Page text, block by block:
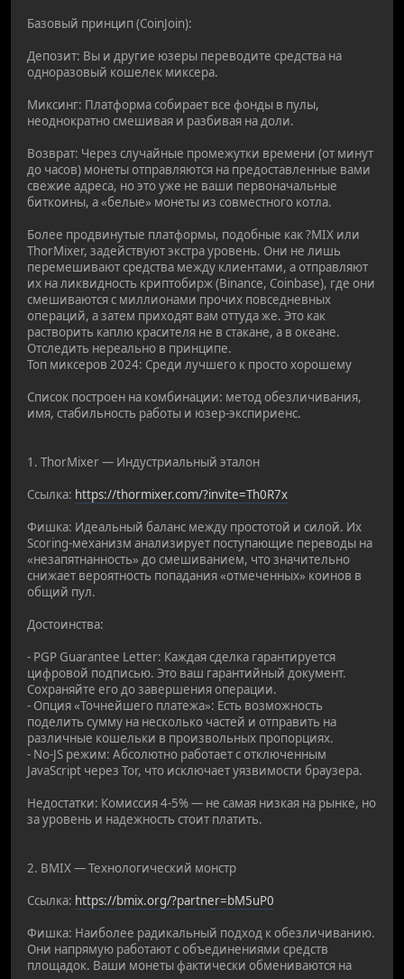
Базовый принцип (CoinJoin):
Депозит: Вы и другие юзеры переводите средства на
одноразовый кошелек миксера.
Миксинг: Платформа собирает все фонды в пулы,
неоднократно смешивая и разбивая на доли.
Возврат: Через случайные промежутки времени (от минут
до часов) монеты отправляются на предоставленные вами
свежие адреса, но это уже не ваши первоначальные
биткоины, а «белые» монеты из совместного котла.
Более продвинутые платформы, подобные как ?MIX или
ThorMixer, задействуют экстра уровень. Они не лишь
перемешивают средства между клиентами, а отправляют
их на ликвидность криптобирж (Binance, Coinbase), где они
смешиваются с миллионами прочих повседневных
операций, а затем приходят вам оттуда же. Это как
растворить каплю красителя не в стакане, а в океане.
Отследить нереально в принципе.
Топ миксеров 2024: Среди лучшего к просто хорошему
Список построен на комбинации: метод обезличивания,
имя, стабильность работы и юзер-экспириенс.
1. ThorMixer — Индустриальный эталон
Ссылка: https://thormixer.com/?invite=Th0R7x
Фишка: Идеальный баланс между простотой и силой. Их
Scoring-механизм анализирует поступающие переводы на
«незапятнанность» до смешиванием, что значительно
снижает вероятность попадания «отмеченных» коинов в
общий пул.
Достоинства:
- PGP Guarantee Letter: Каждая сделка гарантируется
цифровой подписью. Это ваш гарантийный документ.
Сохраняйте его до завершения операции.
- Опция «Точнейшего платежа»: Есть возможность
поделить сумму на несколько частей и отправить на
различные кошельки в произвольных пропорциях.
- No-JS режим: Абсолютно работает с отключенным
JavaScript через Tor, что исключает уязвимости браузера.
Недостатки: Комиссия 4-5% — не самая низкая на рынке, но
за уровень и надежность стоит платить.
2. BMIX — Технологический монстр
Ссылка: https://bmix.org/?partner=bM5uP0
Фишка: Наиболее радикальный подход к обезличиванию.
Они напрямую работают с объединениями средств
площадок. Ваши монеты фактически обмениваются на